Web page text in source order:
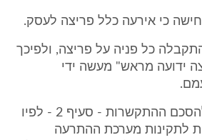
כל פניה על פריצה, ולפיכך
ידועה מראש" מעשה ידי
הנתבעת 2 הפנתה להסכם ההתקשרות - סעיף 2 - לפיו
לתקינות מערכת ההתרעה